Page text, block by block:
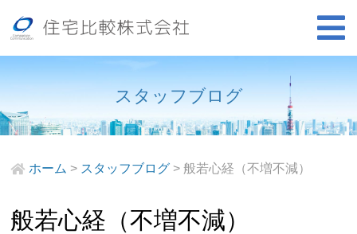
スタッフブログ
ホーム > スタッフブログ> 般若心経（不増不減）
般若心経（不増不減）